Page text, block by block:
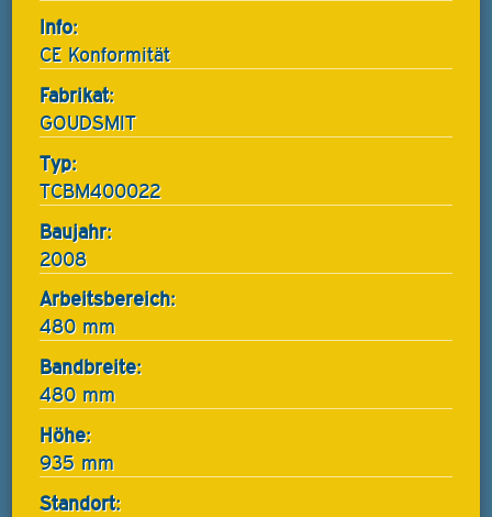
Info:
CE Konformität
Fabrikat:
GOUDSMIT
Typ:
TCBM400022
Baujahr:
2008
Arbeitsbereich:
480 mm
Bandbreite:
480 mm
Höhe:
935 mm
Standort: